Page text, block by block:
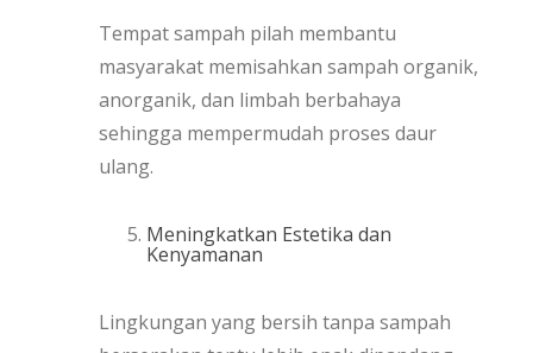
Tempat sampah pilah membantu
masyarakat memisahkan sampah organik,
anorganik, dan limbah berbahaya
sehingga mempermudah proses daur
ulang.
Meningkatkan Estetika dan
Kenyamanan
Lingkungan yang bersih tanpa sampah